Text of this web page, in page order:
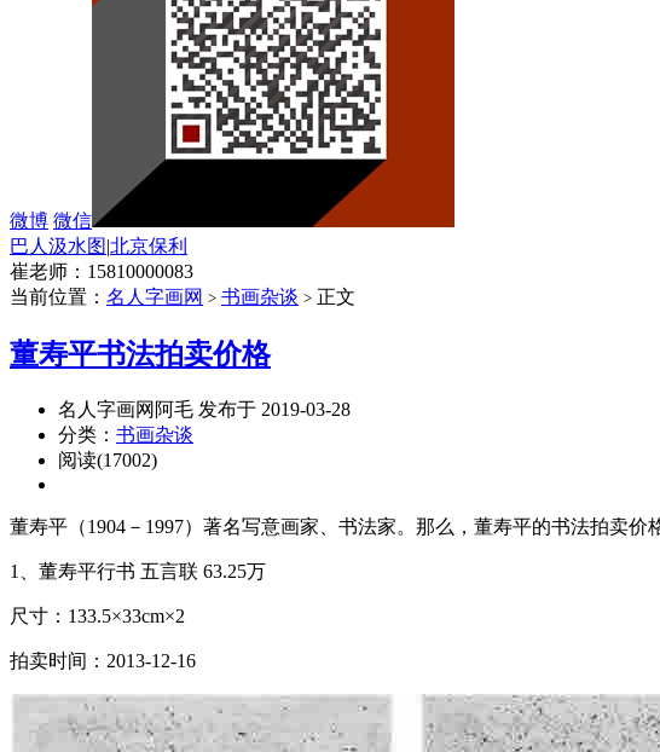
微博 微信
巴人汲水图|北京保利
崔老师：15810000083
当前位置： 名人字画网 > 书画杂谈 > 正文
董寿平书法拍卖价格
名人字画网阿毛 发布于 2019-03-28
分类： 书画杂谈
阅读(17002)
董寿平（1904－1997）著名写意画家、书法家。那么，董寿平的书法拍卖
1、董寿平行书 五言联 63.25万
尺寸：133.5×33cm×2
拍卖时间：2013-12-16